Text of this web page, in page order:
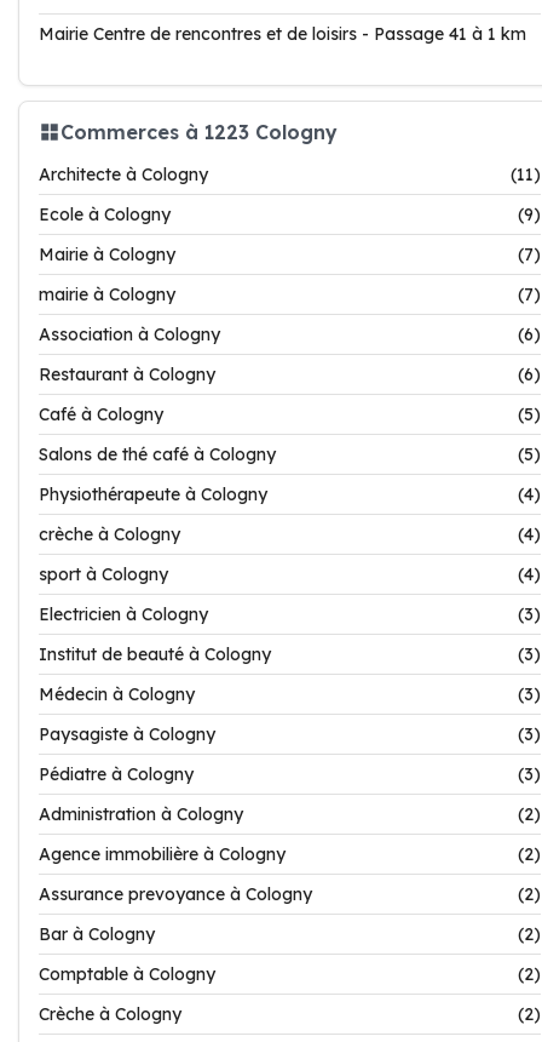
Mairie Centre de rencontres et de loisirs - Passage 41 à 1 km
Commerces à 1223 Cologny
Architecte à Cologny
(11)
Ecole à Cologny
(9)
Mairie à Cologny
(7)
mairie à Cologny
(7)
Association à Cologny
(6)
Restaurant à Cologny
(6)
Café à Cologny
(5)
Salons de thé café à Cologny
(5)
Physiothérapeute à Cologny
(4)
crèche à Cologny
(4)
sport à Cologny
(4)
Electricien à Cologny
(3)
Institut de beauté à Cologny
(3)
Médecin à Cologny
(3)
Paysagiste à Cologny
(3)
Pédiatre à Cologny
(3)
Administration à Cologny
(2)
Agence immobilière à Cologny
(2)
Assurance prevoyance à Cologny
(2)
Bar à Cologny
(2)
Comptable à Cologny
(2)
Crèche à Cologny
(2)